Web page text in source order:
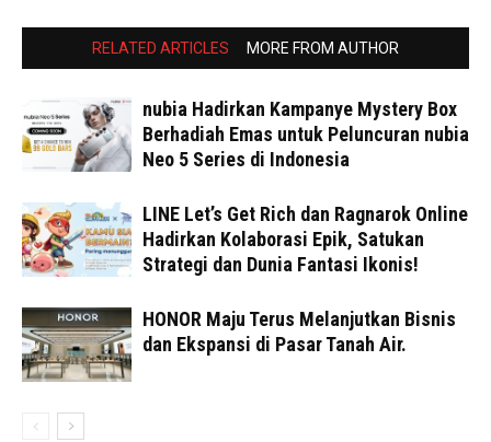
RELATED ARTICLES MORE FROM AUTHOR
nubia Hadirkan Kampanye Mystery Box
Berhadiah Emas untuk Peluncuran nubia
Neo 5 Series di Indonesia
LINE Let’s Get Rich dan Ragnarok Online
Hadirkan Kolaborasi Epik, Satukan
Strategi dan Dunia Fantasi Ikonis!
HONOR Maju Terus Melanjutkan Bisnis
dan Ekspansi di Pasar Tanah Air.